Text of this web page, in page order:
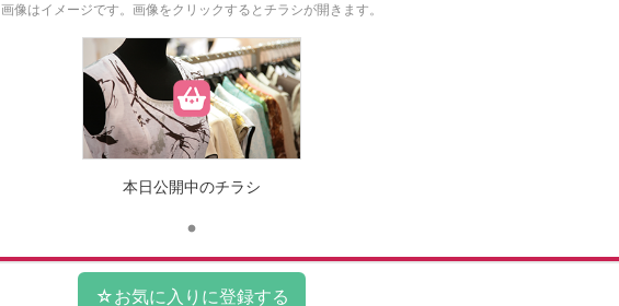
画像はイメージです。 画像をクリックするとチラシが開きます。
本日公開中のチラシ